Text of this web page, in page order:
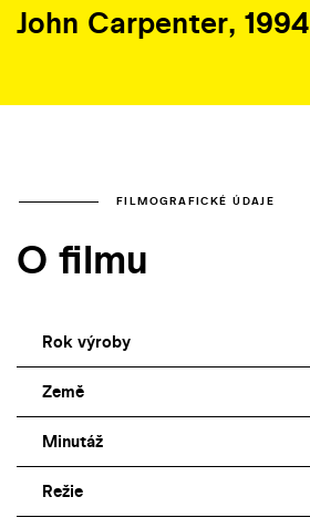
John Carpenter, 1994
FILMOGRAFICKÉ ÚDAJE
O filmu
Rok výroby
Země
Minutáž
Režie